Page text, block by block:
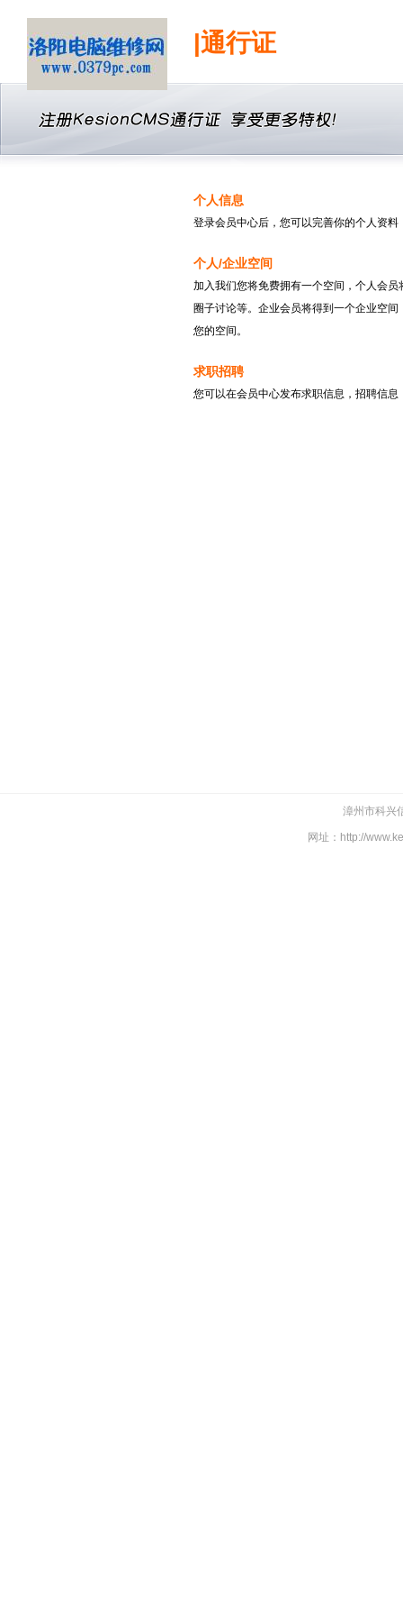
|通行证
个人信息
登录会员中心后，您可以完善你的个人资
个人/企业空间
加入我们您将免费拥有一个空间，个人会
圈子讨论等。企业会员将得到一个企业空
您的空间。
求职招聘
您可以在会员中心发布求职信息，招聘信
漳州市科兴
网址：http://